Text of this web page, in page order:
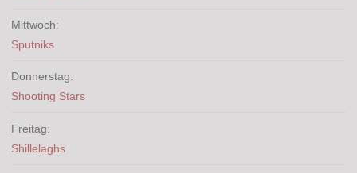
Mittwoch:
Sputniks
Donnerstag:
Shooting Stars
Freitag:
Shillelaghs